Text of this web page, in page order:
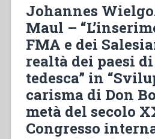
Johannes
Maul –
FMA e dei
realtà dei paesi
tedesca” in
carisma di Don
metà del secolo
Congresso